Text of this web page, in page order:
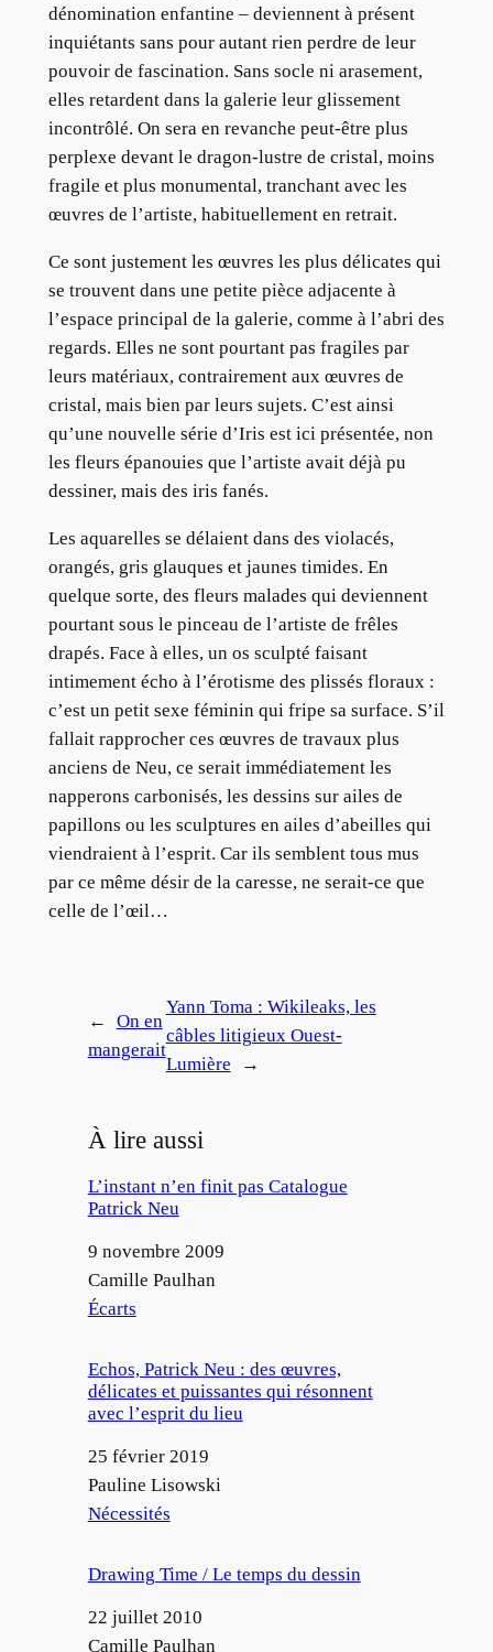
dénomination enfantine – deviennent à présent
inquiétants sans pour autant rien perdre de leur
pouvoir de fascination. Sans socle ni arasement,
elles retardent dans la galerie leur glissement
incontrôlé. On sera en revanche peut-être plus
perplexe devant le dragon-lustre de cristal, moins
fragile et plus monumental, tranchant avec les
œuvres de l’artiste, habituellement en retrait.
Ce sont justement les œuvres les plus délicates qui
se trouvent dans une petite pièce adjacente à
l’espace principal de la galerie, comme à l’abri des
regards. Elles ne sont pourtant pas fragiles par
leurs matériaux, contrairement aux œuvres de
cristal, mais bien par leurs sujets. C’est ainsi
qu’une nouvelle série d’Iris est ici présentée, non
les fleurs épanouies que l’artiste avait déjà pu
dessiner, mais des iris fanés.
Les aquarelles se délaient dans des violacés,
orangés, gris glauques et jaunes timides. En
quelque sorte, des fleurs malades qui deviennent
pourtant sous le pinceau de l’artiste de frêles
drapés. Face à elles, un os sculpté faisant
intimement écho à l’érotisme des plissés floraux :
c’est un petit sexe féminin qui fripe sa surface. S’il
fallait rapprocher ces œuvres de travaux plus
anciens de Neu, ce serait immédiatement les
napperons carbonisés, les dessins sur ailes de
papillons ou les sculptures en ailes d’abeilles qui
viendraient à l’esprit. Car ils semblent tous mus
par ce même désir de la caresse, ne serait-ce que
celle de l’œil…
←
On en
mangerait
Yann Toma : Wikileaks, les
câbles litigieux Ouest-
Lumière
→
À lire aussi
L’instant n’en finit pas Catalogue
Patrick Neu
Date
9 novembre 2009
Auteur
Camille Paulhan
Par rapport à
Écarts
Echos, Patrick Neu : des œuvres,
délicates et puissantes qui résonnent
avec l’esprit du lieu
Date
25 février 2019
Auteur
Pauline Lisowski
Par rapport à
Nécessités
Drawing Time / Le temps du dessin
Date
22 juillet 2010
Auteur
Camille Paulhan